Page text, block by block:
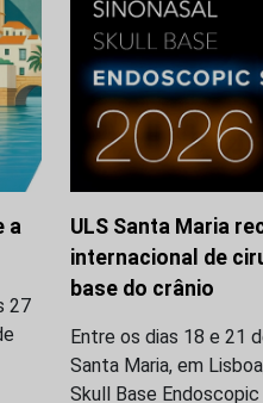
a
27
ULS Santa Maria
internacional de
base do crânio
Entre os dias 18 e 21
Santa Maria, em
Skull Base